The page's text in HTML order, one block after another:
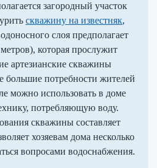
загородный участок
скважину на известняк,
слоя предполагает
которая прослужит
артезианские скважины
потребности жителей
можно использовать в доме
потребляющую воду.
скважины составляет
хозяевам дома несколько
вопросами водоснабжения.